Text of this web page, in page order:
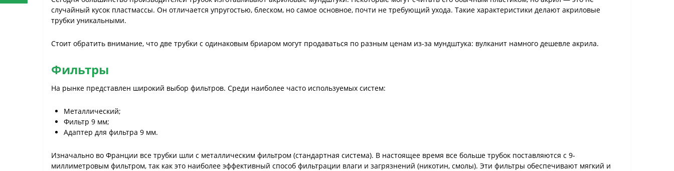
случайный кусок пластмассы. Он отличается упругостью, блеском, но самое основное, почти не требующий ухода. Такие характеристики делают акриловые
трубки уникальными.
Стоит обратить внимание, что две трубки с одинаковым бриаром могут продаваться по разным ценам из-за мундштука: вулканит намного дешевле акрила.
Фильтры
На рынке представлен широкий выбор фильтров. Среди наиболее часто используемых систем:
Металлический;
Фильтр 9 мм;
Адаптер для фильтра 9 мм.
Изначально во Франции все трубки шли с металлическим фильтром (стандартная система). В настоящее время все больше трубок поставляются с 9-
миллиметровым фильтром, так как это наиболее эффективный способ фильтрации влаги и загрязнений (никотин, смолы). Эти фильтры обеспечивают мягкий и